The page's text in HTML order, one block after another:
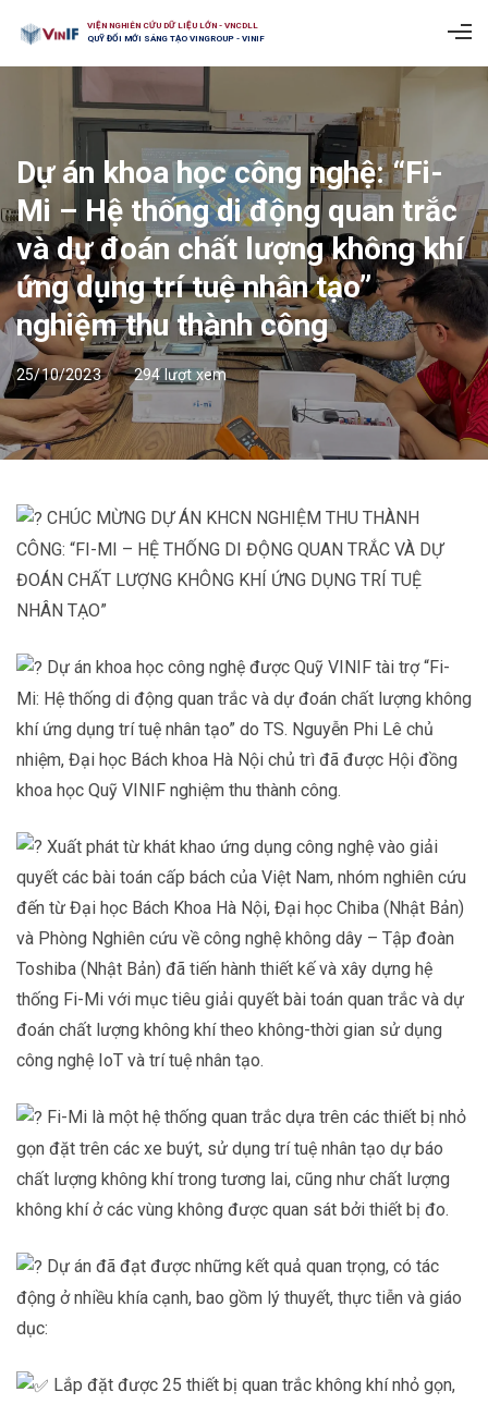
VIỆN NGHIÊN CỨU DỮ LIỆU LỚN - VNCDLL
QUỸ ĐỔI MỚI SÁNG TẠO VINGROUP - VINIF
Dự án khoa học công nghệ: “Fi-
Mi – Hệ thống di động quan trắc
và dự đoán chất lượng không khí
ứng dụng trí tuệ nhân tạo”
nghiệm thu thành công
25/10/2023 294 lượt xem
CHÚC MỪNG DỰ ÁN KHCN NGHIỆM THU THÀNH
CÔNG: “FI-MI – HỆ THỐNG DI ĐỘNG QUAN TRẮC VÀ DỰ
ĐOÁN CHẤT LƯỢNG KHÔNG KHÍ ỨNG DỤNG TRÍ TUỆ
NHÂN TẠO”
Dự án khoa học công nghệ được Quỹ VINIF tài trợ “Fi-
Mi: Hệ thống di động quan trắc và dự đoán chất lượng không
khí ứng dụng trí tuệ nhân tạo” do TS. Nguyễn Phi Lê chủ
nhiệm, Đại học Bách khoa Hà Nội chủ trì đã được Hội đồng
khoa học Quỹ VINIF nghiệm thu thành công.
Xuất phát từ khát khao ứng dụng công nghệ vào giải
quyết các bài toán cấp bách của Việt Nam, nhóm nghiên cứu
đến từ Đại học Bách Khoa Hà Nội, Đại học Chiba (Nhật Bản)
và Phòng Nghiên cứu về công nghệ không dây – Tập đoàn
Toshiba (Nhật Bản) đã tiến hành thiết kế và xây dựng hệ
thống Fi-Mi với mục tiêu giải quyết bài toán quan trắc và dự
đoán chất lượng không khí theo không-thời gian sử dụng
công nghệ IoT và trí tuệ nhân tạo.
Fi-Mi là một hệ thống quan trắc dựa trên các thiết bị nhỏ
gọn đặt trên các xe buýt, sử dụng trí tuệ nhân tạo dự báo
chất lượng không khí trong tương lai, cũng như chất lượng
không khí ở các vùng không được quan sát bởi thiết bị đo.
Dự án đã đạt được những kết quả quan trọng, có tác
động ở nhiều khía cạnh, bao gồm lý thuyết, thực tiễn và giáo
dục:
Lắp đặt được 25 thiết bị quan trắc không khí nhỏ gọn,